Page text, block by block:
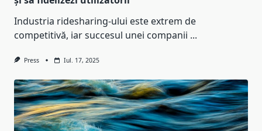
Industria ridesharing-ului este extrem de
competitivă, iar succesul unei companii ...
Press Iul. 17, 2025